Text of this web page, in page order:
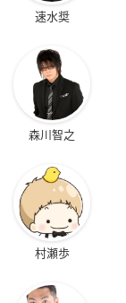
速水奨
森川智之
村瀬歩